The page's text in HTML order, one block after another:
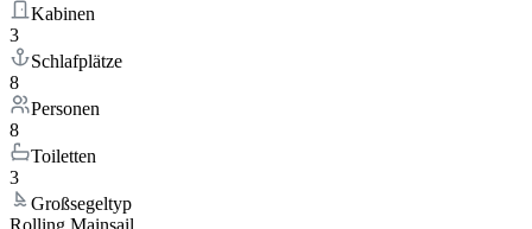
Kabinen
3
Schlafplätze
8
Personen
8
Toiletten
3
Großsegeltyp